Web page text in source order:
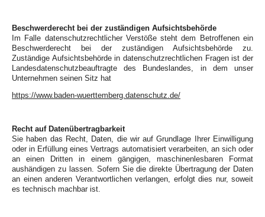
Beschwerderecht bei der zuständigen Aufsichtsbehörde
Im Falle datenschutzrechtlicher Verstöße steht dem Betroffenen ein
Beschwerderecht bei der zuständigen Aufsichtsbehörde zu.
Zuständige Aufsichtsbehörde in datenschutzrechtlichen Fragen ist der
Landesdatenschutzbeauftragte des Bundeslandes, in dem unser
Unternehmen seinen Sitz hat
https://www.baden-wuerttemberg.datenschutz.de/
Recht auf Datenübertragbarkeit
Sie haben das Recht, Daten, die wir auf Grundlage Ihrer Einwilligung
oder in Erfüllung eines Vertrags automatisiert verarbeiten, an sich oder
an einen Dritten in einem gängigen, maschinenlesbaren Format
aushändigen zu lassen. Sofern Sie die direkte Übertragung der Daten
an einen anderen Verantwortlichen verlangen, erfolgt dies nur, soweit
es technisch machbar ist.